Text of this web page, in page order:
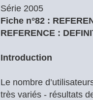
Série 2005
Fiche n°82 :
REFERENCE :
Introduction
Le nombre
très variés - résultats